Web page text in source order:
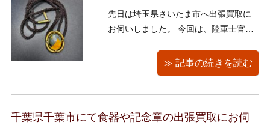
先日は埼玉県さいたま市へ出張買取に
お伺いしました。 今回は、陸軍士官学
タイ）」を買取させていただきました
のでご紹介させていただきます。 陸
成する教育機関（軍学校）でした。1 ...
≫ 記事の続きを読む
千葉県千葉市にて食器や記念章の出張買取にお伺